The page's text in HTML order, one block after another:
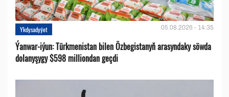
Ykdysadyýet 05.08.2026 - 14:35
Ýanwar-iýun: Türkmenistan bilen Özbegistanyň arasyndaky söwda
dolanyşygy $598 milliondan geçdi